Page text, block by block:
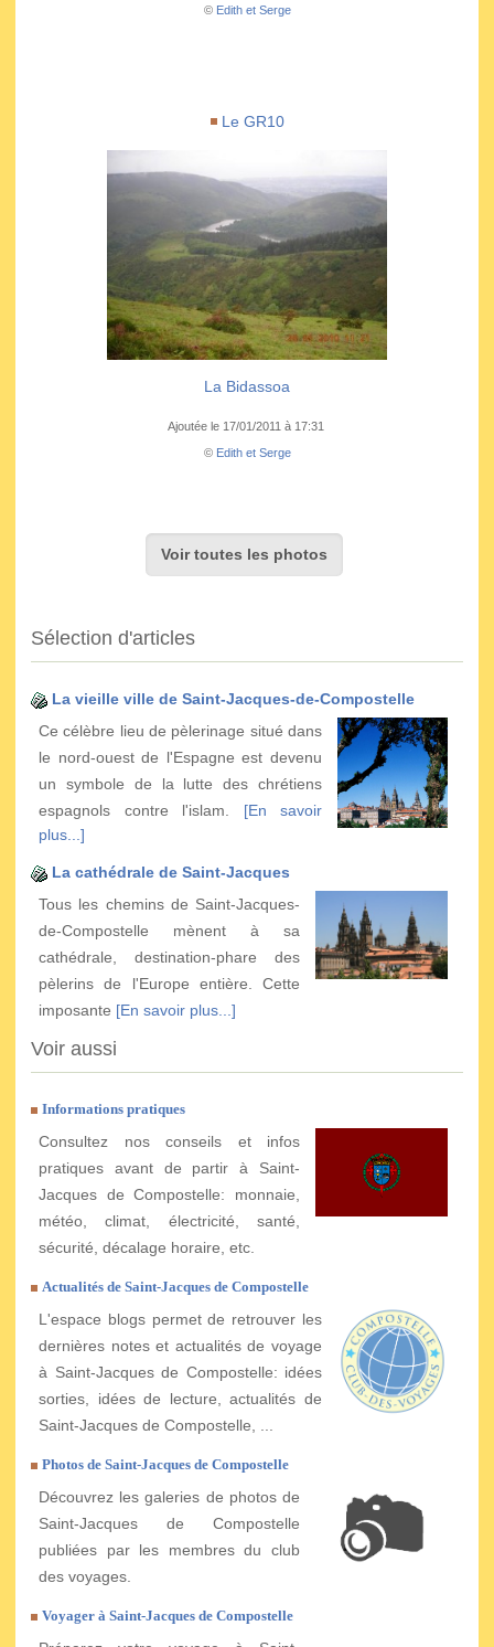
© Edith et Serge
Le GR10
La Bidassoa
Ajoutée le 17/01/2011 à 17:31
© Edith et Serge
Voir toutes les photos
Sélection d'articles
La vieille ville de Saint-Jacques-de-Compostelle
Ce célèbre lieu de pèlerinage situé dans
le nord-ouest de l'Espagne est devenu
un symbole de la lutte des chrétiens
espagnols contre l'islam. [En savoir
plus...]
La cathédrale de Saint-Jacques
Tous les chemins de Saint-Jacques-
de-Compostelle mènent à sa
cathédrale, destination-phare des
pèlerins de l'Europe entière. Cette
imposante [En savoir plus...]
Voir aussi
Informations pratiques
Consultez nos conseils et infos
pratiques avant de partir à Saint-
Jacques de Compostelle: monnaie,
météo, climat, électricité, santé,
sécurité, décalage horaire, etc.
Actualités de Saint-Jacques de Compostelle
L'espace blogs permet de retrouver les
dernières notes et actualités de voyage
à Saint-Jacques de Compostelle: idées
sorties, idées de lecture, actualités de
Saint-Jacques de Compostelle, ...
Photos de Saint-Jacques de Compostelle
Découvrez les galeries de photos de
Saint-Jacques de Compostelle
publiées par les membres du club
des voyages.
Voyager à Saint-Jacques de Compostelle